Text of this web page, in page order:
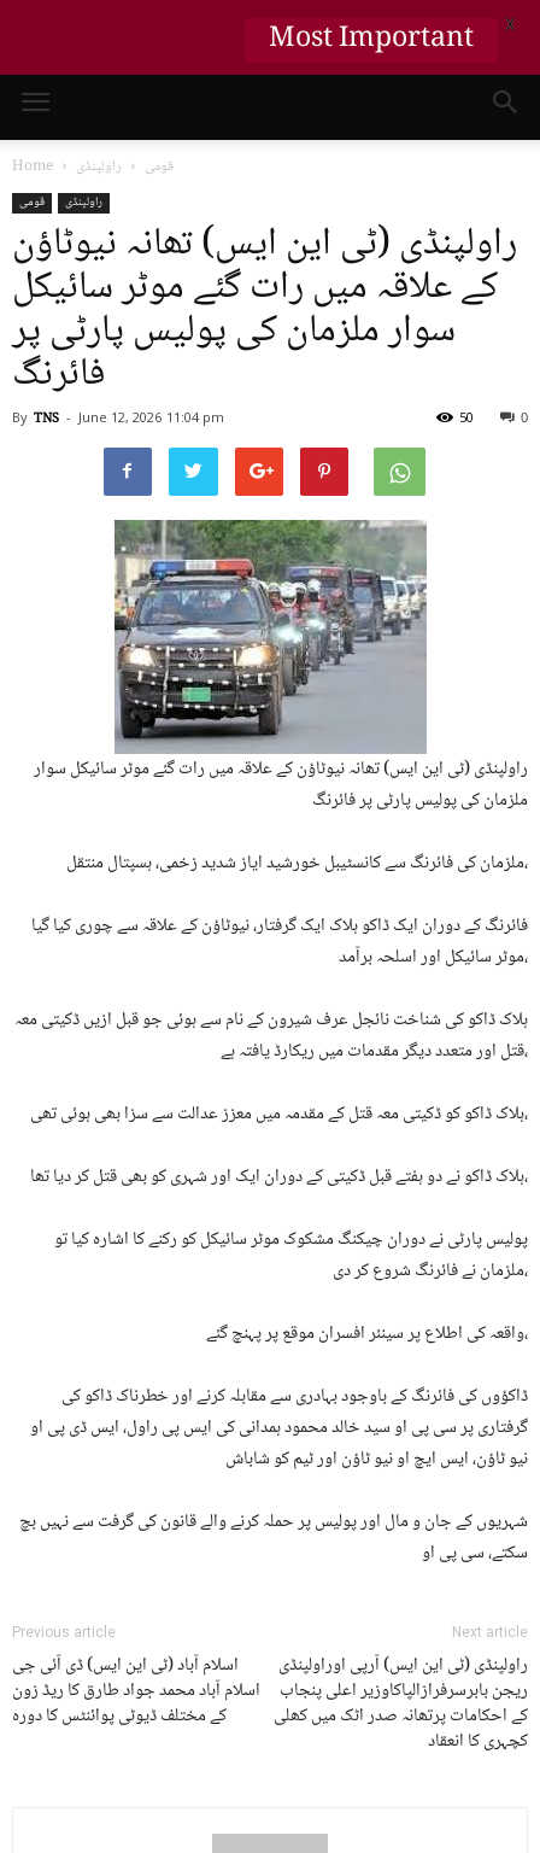
Home قومی راولپنڈی
قومی راولپنڈی
راولپنڈی (ٹی این ایس) تھانہ نیوٹاؤن
کے علاقہ میں رات گئے موٹر سائیکل
سوار ملزمان کی پولیس پارٹی پر
فائرنگ
By TNS - June 12, 2026 11:04 pm 0
50
راولپنڈی (ٹی این ایس) تھانہ نیوٹاؤن کے علاقہ میں رات گئے موٹر سائیکل سوار
ملزمان کی پولیس پارٹی پر فائرنگ
ملزمان کی فائرنگ سے کانسٹیبل خورشید ایاز شدید زخمی، ہسپتال منتقل،
فائرنگ کے دوران ایک ڈاکو ہلاک ایک گرفتار، نیوٹاؤن کے علاقہ سے چوری کیا گیا
موٹر سائیکل اور اسلحہ برآمد،
ہلاک ڈاکو کی شناخت نائجل عرف شیرون کے نام سے ہوئی جو قبل ازیں ڈکیتی معہ
قتل اور متعدد دیگر مقدمات میں ریکارڈ یافتہ ہے،
ہلاک ڈاکو کو ڈکیتی معہ قتل کے مقدمہ میں معزز عدالت سے سزا بھی ہوئی تھی،
ہلاک ڈاکو نے دو ہفتے قبل ڈکیتی کے دوران ایک اور شہری کو بھی قتل کر دیا تھا،
پولیس پارٹی نے دوران چیکنگ مشکوک موٹر سائیکل کو رکنے کا اشارہ کیا تو
ملزمان نے فائرنگ شروع کر دی،
واقعہ کی اطلاع پر سینئر افسران موقع پر پہنچ گئے،
ڈاکؤوں کی فائرنگ کے باوجود بہادری سے مقابلہ کرنے اور خطرناک ڈاکو کی
گرفتاری پر سی پی او سید خالد محمود ہمدانی کی ایس پی راول، ایس ڈی پی او
نیو ٹاؤن، ایس ایچ او نیو ٹاؤن اور ٹیم کو شاباش
شہریوں کے جان و مال اور پولیس پر حملہ کرنے والے قانون کی گرفت سے نہیں بچ
سکتے، سی پی او
Previous article
اسلام آباد (ٹی این ایس) ڈی آئی جی
اسلام آباد محمد جواد طارق کا ریڈ زون
کے مختلف ڈیوٹی پوائنٹس کا دورہ
Next article
راولپنڈی (ٹی این ایس) آرپی اوراولپنڈی
ریجن بابرسرفرازالپاکاوزیر اعلی پنجاب
کے احکامات پرتھانہ صدر اٹک میں کھلی
کچہری کا انعقاد
Most Important X